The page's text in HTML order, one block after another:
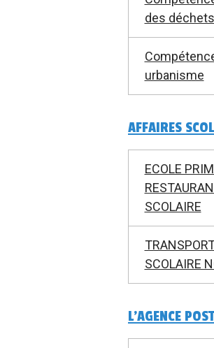
des déchets
urbanisme
AFFAIRES
ECOLE
SCOLAIRE
SCOLAIRE
L'AGENCE